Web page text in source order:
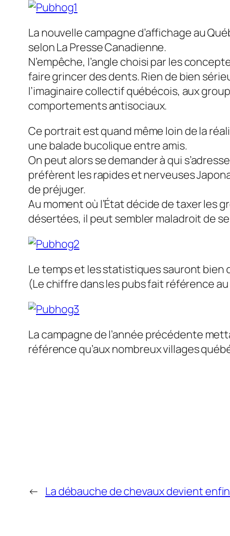
La nouvelle campagne d’affichage au
selon La Presse Canadienne.
N’empêche, l’angle choisi par les
faire grincer des dents. Rien de bien
l’imaginaire collectif québécois, aux
comportements antisociaux.
Ce portrait est quand même loin de la
une balade bucolique entre amis.
On peut alors se demander à qui
préfèrent les rapides et nerveuses
de préjuger.
Au moment où l’État décide de taxer les
désertées, il peut sembler maladroit de
Le temps et les statistiques sauront bien
(Le chiffre dans les pubs fait référence
La campagne de l’année précédente
référence qu’aux nombreux villages
← La débauche de chevaux devient